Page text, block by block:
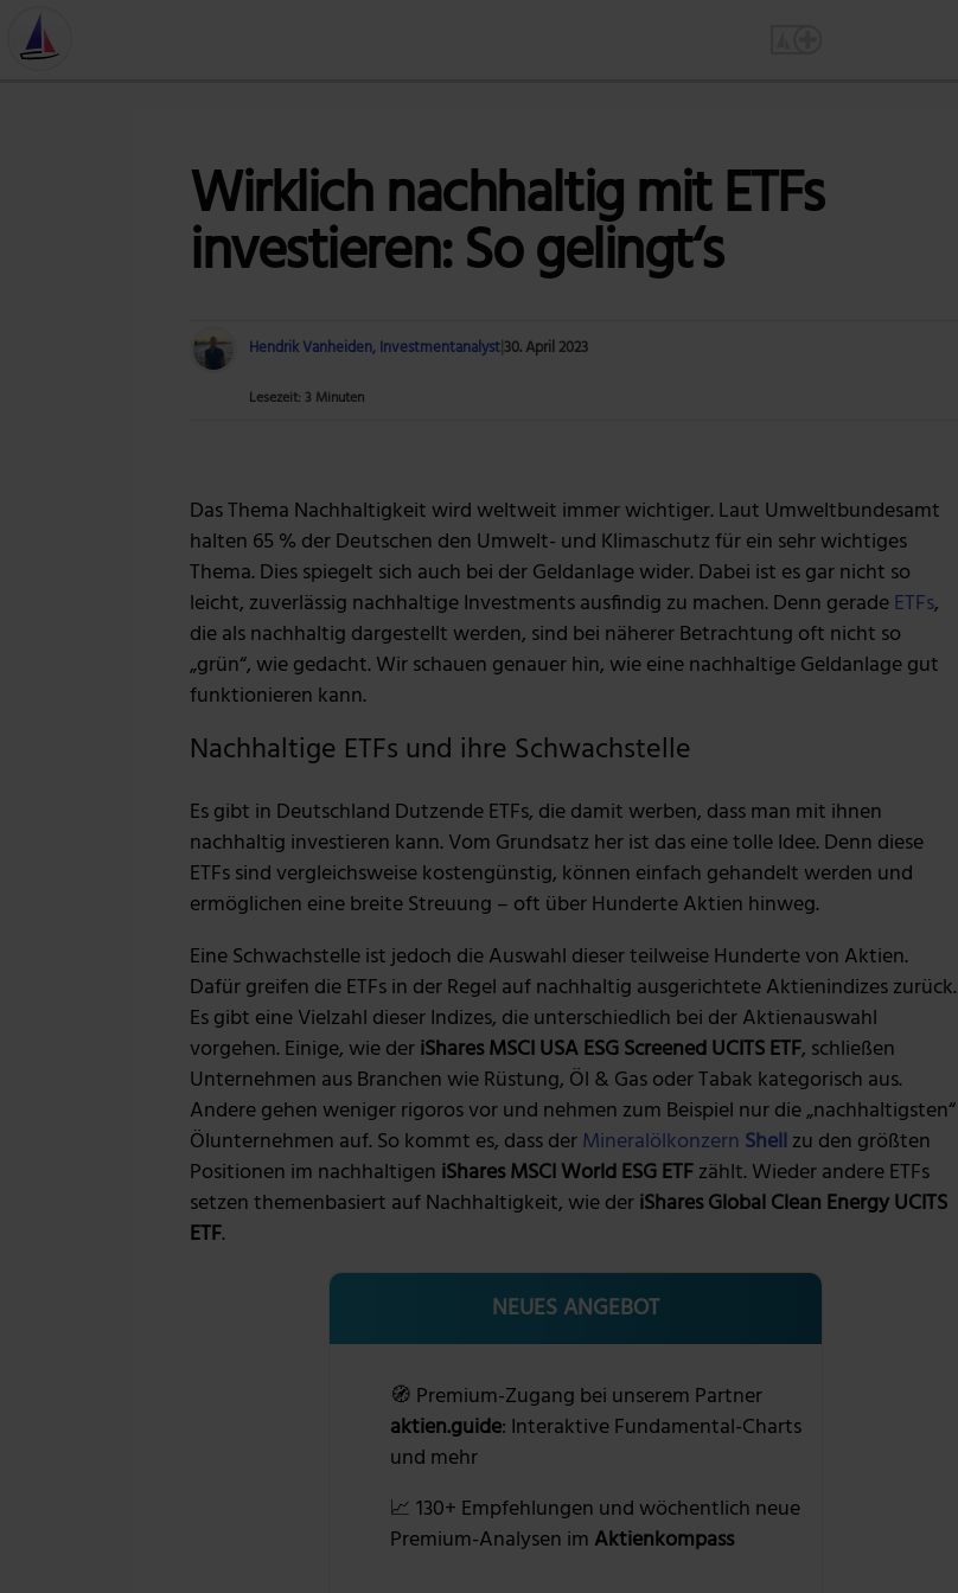
Wirklich nachhaltig mit ETFs
investieren: So gelingt‘s
Hendrik Vanheiden, Investmentanalyst30. April 2023
Lesezeit: 3 Minuten
Das Thema Nachhaltigkeit wird weltweit immer wichtiger. Laut Umweltbundesamt
halten 65 % der Deutschen den Umwelt- und Klimaschutz für ein sehr wichtiges
Thema. Dies spiegelt sich auch bei der Geldanlage wider. Dabei ist es gar nicht so
leicht, zuverlässig nachhaltige Investments ausfindig zu machen. Denn geradeETFs,
die als nachhaltig dargestellt werden, sind bei näherer Betrachtung oft nicht so
„grün“, wie gedacht. Wir schauen genauer hin, wie eine nachhaltige Geldanlage gut
funktionieren kann.
Nachhaltige ETFs und ihre Schwachstelle
Es gibt in Deutschland Dutzende ETFs, die damit werben, dass man mit ihnen
nachhaltig investieren kann. Vom Grundsatz her ist das eine tolle Idee. Denn diese
ETFs sind vergleichsweise kostengünstig, können einfach gehandelt werden und
ermöglichen eine breite Streuung – oft über Hunderte Aktien hinweg.
Eine Schwachstelle ist jedoch die Auswahl dieser teilweise Hunderte von Aktien.
Dafür greifen die ETFs in der Regel auf nachhaltig ausgerichtete Aktienindizes zurück.
Es gibt eine Vielzahl dieser Indizes, die unterschiedlich bei der Aktienauswahl
vorgehen. Einige, wie deriShares MSCI USA ESG Screened UCITS ETF, schließen
Unternehmen aus Branchen wie Rüstung, Öl & Gas oder Tabak kategorisch aus.
Andere gehen weniger rigoros vor und nehmen zum Beispiel nur die „nachhaltigsten“
Ölunternehmen auf. So kommt es, dass derMineralölkonzern Shellzu den größten
Positionen im nachhaltigen iShares MSCI World ESG ETFzählt. Wieder andere ETFs
setzen themenbasiert auf Nachhaltigkeit, wie deriShares Global Clean Energy UCITS
ETF.
NEUES ANGEBOT
🧭 Premium-Zugang bei unserem Partner
aktien.guide: Interaktive Fundamental-Charts
und mehr
📈 130+ Empfehlungen und wöchentlich neue
Premium-Analysen im Aktienkompass